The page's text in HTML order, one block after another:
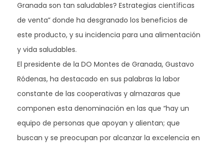
Granada son tan saludables? Estrategias científicas
de venta” donde ha desgranado los beneficios de
este producto, y su incidencia para una alimentación
y vida saludables.
El presidente de la DO Montes de Granada, Gustavo
Ródenas, ha destacado en sus palabras la labor
constante de las cooperativas y almazaras que
componen esta denominación en las que “hay un
equipo de personas que apoyan y alientan; que
buscan y se preocupan por alcanzar la excelencia en